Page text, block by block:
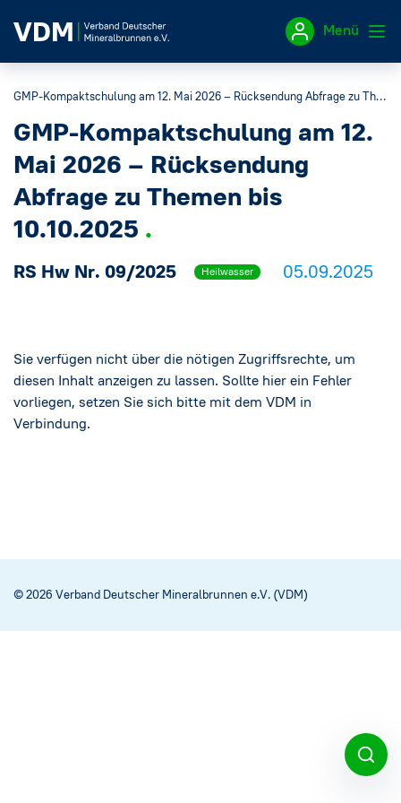
Menü
Impressum
Datenschutzerklärung
GMP-Kompaktschulung am 12. Mai 2026 – Rücksendung Abfrage zu Themen bis 10.10.2025
GMP-Kompaktschulung am 12.
Mai 2026 – Rücksendung
Abfrage zu Themen bis
10.10.2025
RS Hw Nr. 09/2025 Heilwasser 05.09.2025
Sie verfügen nicht über die nötigen Zugriffsrechte, um
diesen Inhalt anzeigen zu lassen. Sollte hier ein Fehler
vorliegen, setzen Sie sich bitte mit dem VDM in
Verbindung.
© 2026 Verband Deutscher Mineralbrunnen e.V. (VDM)